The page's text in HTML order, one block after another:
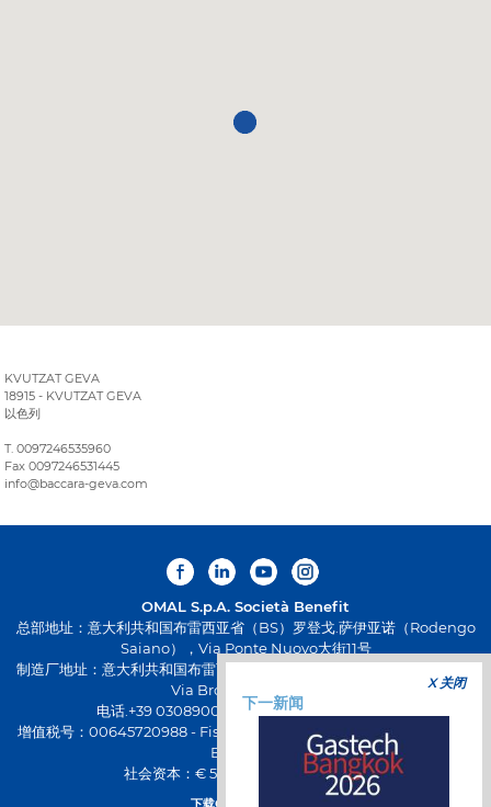
KVUTZAT GEVA
18915 - KVUTZAT GEVA
以色列
T. 0097246535960
Fax 0097246531445
info@baccara-geva.com
OMAL S.p.A. Società Benefit
总部地址：意大利共和国布雷西亚省（BS）罗登戈.萨伊亚诺（Rodengo
Saiano），Via Ponte Nuovo大街11号
制造厂地址：意大利共和国布雷西亚省（BS）帕西拉诺（Passirano），
Via Brognolo大街12号
电话.+39 0308900145 传真.+39 0308900423
增值税号：00645720988 - Fiscal Code: 01661640175 - 工商注册号：
BS-258271
社会资本：€ 500,000.00 已全额缴纳
X 关闭
下一新闻